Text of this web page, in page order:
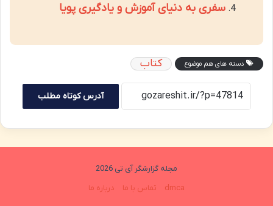
سفری به دنیای آموزش و یادگیری پویا
دسته های هم موضوع کتاب
آدرس کوتاه مطلب
مجله گزارشگر آی تی 2026
dmca
تماس با ما درباره ما